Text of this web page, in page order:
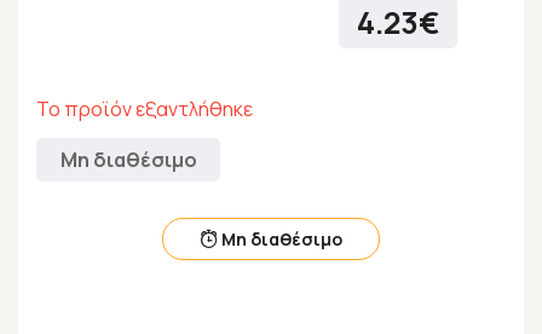
4.23€
Το προϊόν εξαντλήθηκε
Μη διαθέσιμο
Μη διαθέσιμο